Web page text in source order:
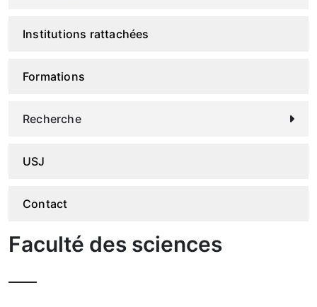
Institutions rattachées
Formations
Recherche
USJ
Contact
Faculté des sciences